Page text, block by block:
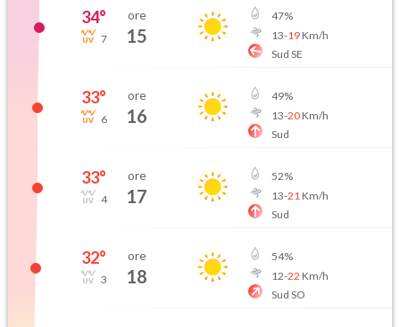
34°
7
ore
15
47%
13-19Km/h
Sud SE
33°
6
ore
16
49%
13-20Km/h
Sud
33°
4
ore
17
52%
13-21 Km/h
Sud
32°
3
ore
18
54%
12-22 Km/h
Sud SO